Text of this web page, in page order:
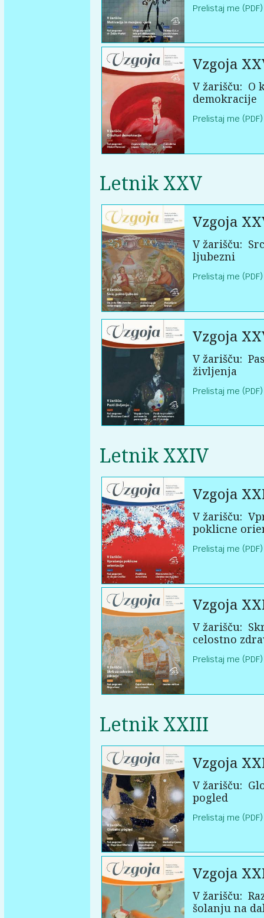
Prelistaj me (PDF)
Vzgoja
V žarišču: O
demokracije
Prelistaj me (PDF)
Letnik XXV
Vzgoja
V žarišču:
ljubezni
Prelistaj me (PDF)
Vzgoja
V žarišču:
življenja
Prelistaj me (PDF)
Letnik XXIV
Vzgoja
V žarišču:
poklicne
Prelistaj me (PDF)
Vzgoja
V žarišču:
celostno
Prelistaj me (PDF)
Letnik XXIII
Vzgoja
V žarišču:
pogled
Prelistaj me (PDF)
Vzgoja
V žarišču:
šolanju na